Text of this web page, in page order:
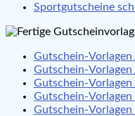
Sportgutscheine
Gutschein-Vorlagen
Gutschein-Vorlagen
Gutschein-
Gutschein-Vorlagen
Gutschein-